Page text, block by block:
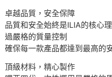
卓越品質，安全保障
品質和安全始終是ILIA的核心
過嚴格的質量控制
確保每一款產品都達到最高的
頂級材料，精心製作